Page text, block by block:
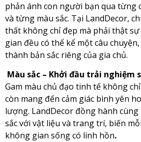
phản ánh con người bạn qua từng
và từng màu sắc. Tại LandDecor,
thất không chỉ đẹp mà phải thật
gian đều có thể kể một câu
thành bản sắc riêng của gia chủ.
Màu sắc – Khởi đầu trải nghiệm
Gam màu chủ đạo tinh tế không
còn mang đến cảm giác bình yên
lượng. LandDecor đồng hành
sắc với vật liệu và trang trí, biến
không gian sống có linh hồn.